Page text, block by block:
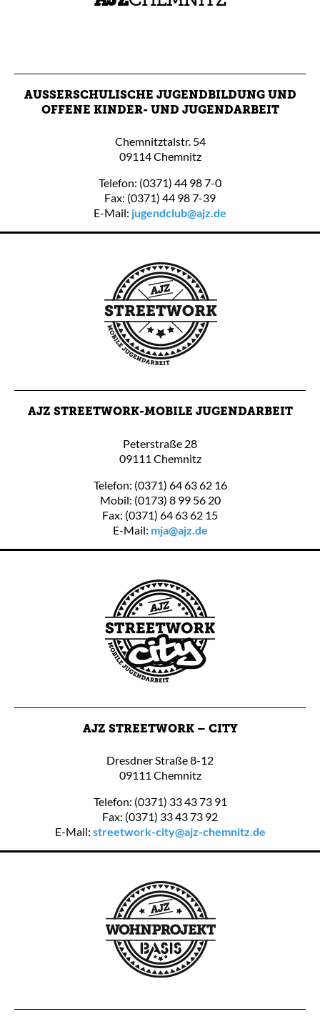
AUSSERSCHULISCHE JUGENDBILDUNG UND O
FFENE KINDER- UND JUGENDARBEIT
Chemnitztalstr. 54
09114 Chemnitz
Telefon: (0371) 44 98 7-0
Fax: (0371) 44 98 7-39
E-Mail: jugendclub@ajz.de
AJZ STREETWORK-MOBILE JUGENDARBEIT
Peterstraße 28
09111 Chemnitz
Telefon: (0371) 64 63 62 16
Mobil: (0173) 8 99 56 20
Fax: (0371) 64 63 62 15
E-Mail: mja@ajz.de
AJZ STREETWORK – CITY
Dresdner Straße 8-12
09111 Chemnitz
Telefon: (0371) 33 43 73 91
Fax: (0371) 33 43 73 92
E-Mail: streetwork-city@ajz-chemnitz.de